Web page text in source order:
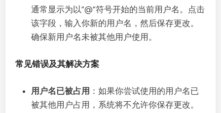
通常显示为以“@”符号开始的当前用户名。点击
该字段，输入你新的用户名，然后保存更改。
确保新用户名未被其他用户使用。
常见错误及其解决方案
用户名已被占用 ：如果你尝试使用的用户名已
被其他用户占用，系统将不允许你保存更改。